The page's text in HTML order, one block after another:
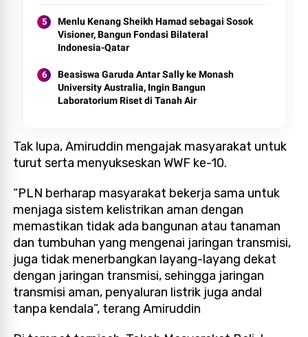
Menlu Kenang Sheikh Hamad sebagai Sosok
Visioner, Bangun Fondasi Bilateral
Indonesia-Qatar
Beasiswa Garuda Antar Sally ke Monash
University Australia, Ingin Bangun
Laboratorium Riset di Tanah Air
Tak lupa, Amiruddin mengajak masyarakat untuk
turut serta menyukseskan WWF ke-10.
“PLN berharap masyarakat bekerja sama untuk
menjaga sistem kelistrikan aman dengan
memastikan tidak ada bangunan atau tanaman
dan tumbuhan yang mengenai jaringan transmisi,
juga tidak menerbangkan layang-layang dekat
dengan jaringan transmisi, sehingga jaringan
transmisi aman, penyaluran listrik juga andal
tanpa kendala”, terang Amiruddin